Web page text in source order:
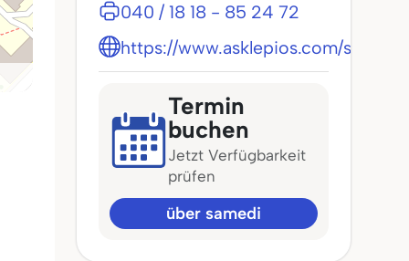
040 / 18 18 - 85 24 72
https://www.asklepios.com/
Termin
buchen
Jetzt Verfügbarkeit
prüfen
über samedi